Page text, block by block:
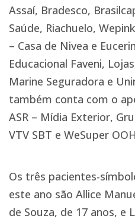
Assaí, Bradesco,
Saúde, Riachuelo,
– Casa de Nivea e
Educacional Faveni,
Marine Seguradora e
também conta com o
ASR – Mídia Exterior,
VTV SBT e WeSuper
Os três pacientes-
este ano são Allice
de Souza, de 17 anos, e